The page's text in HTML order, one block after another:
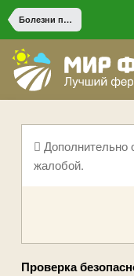
Болезни птицы
Дополнительно
жалобой.
Проверка